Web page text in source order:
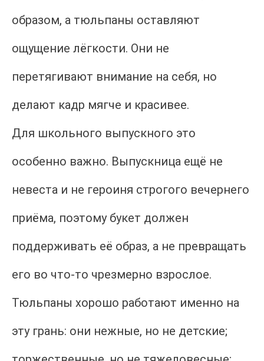
образом, а тюльпаны оставляют
ощущение лёгкости. Они не
перетягивают внимание на себя, но
делают кадр мягче и красивее.
Для школьного выпускного это
особенно важно. Выпускница ещё не
невеста и не героиня строгого вечернего
приёма, поэтому букет должен
поддерживать её образ, а не превращать
его во что-то чрезмерно взрослое.
Тюльпаны хорошо работают именно на
эту грань: они нежные, но не детские;